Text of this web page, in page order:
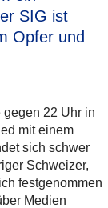
SIG ist
Opfer und
gegen 22 Uhr in
mit einem
sich schwer
Schweizer,
festgenommen
Medien